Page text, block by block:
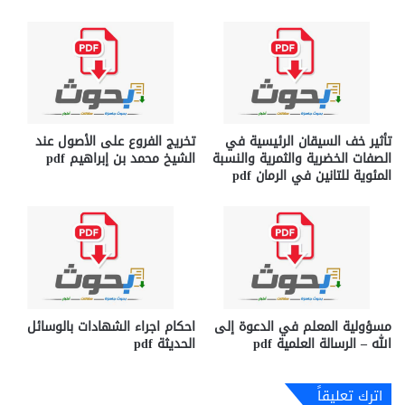
تأثير خف السيقان الرئيسية في
الصفات الخضرية والثمرية والنسبة
المئوية للتانين في الرمان pdf
تخريج الفروع على الأصول عند
الشيخ محمد بن إبراهيم pdf
مسؤولية المعلم في الدعوة إلى
الله – الرسالة العلمية pdf
احكام اجراء الشهادات بالوسائل
الحديثة pdf
اترك تعليقاً